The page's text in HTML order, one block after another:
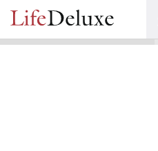
г., Приморский пр., 14
+7 (812) 7482683